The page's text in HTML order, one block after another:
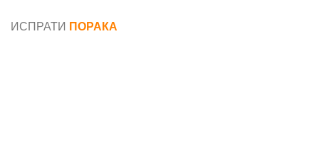
ИСПРАТИ ПОРАКА